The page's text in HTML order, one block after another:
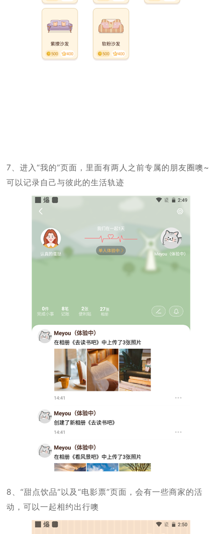
7、进入“我的”页面，里面有两人之前专属的朋友圈噢~
可以记录自己与彼此的生活轨迹
8、“甜点饮品”以及“电影票”页面，会有一些商家的活
动，可以一起相约出行噢